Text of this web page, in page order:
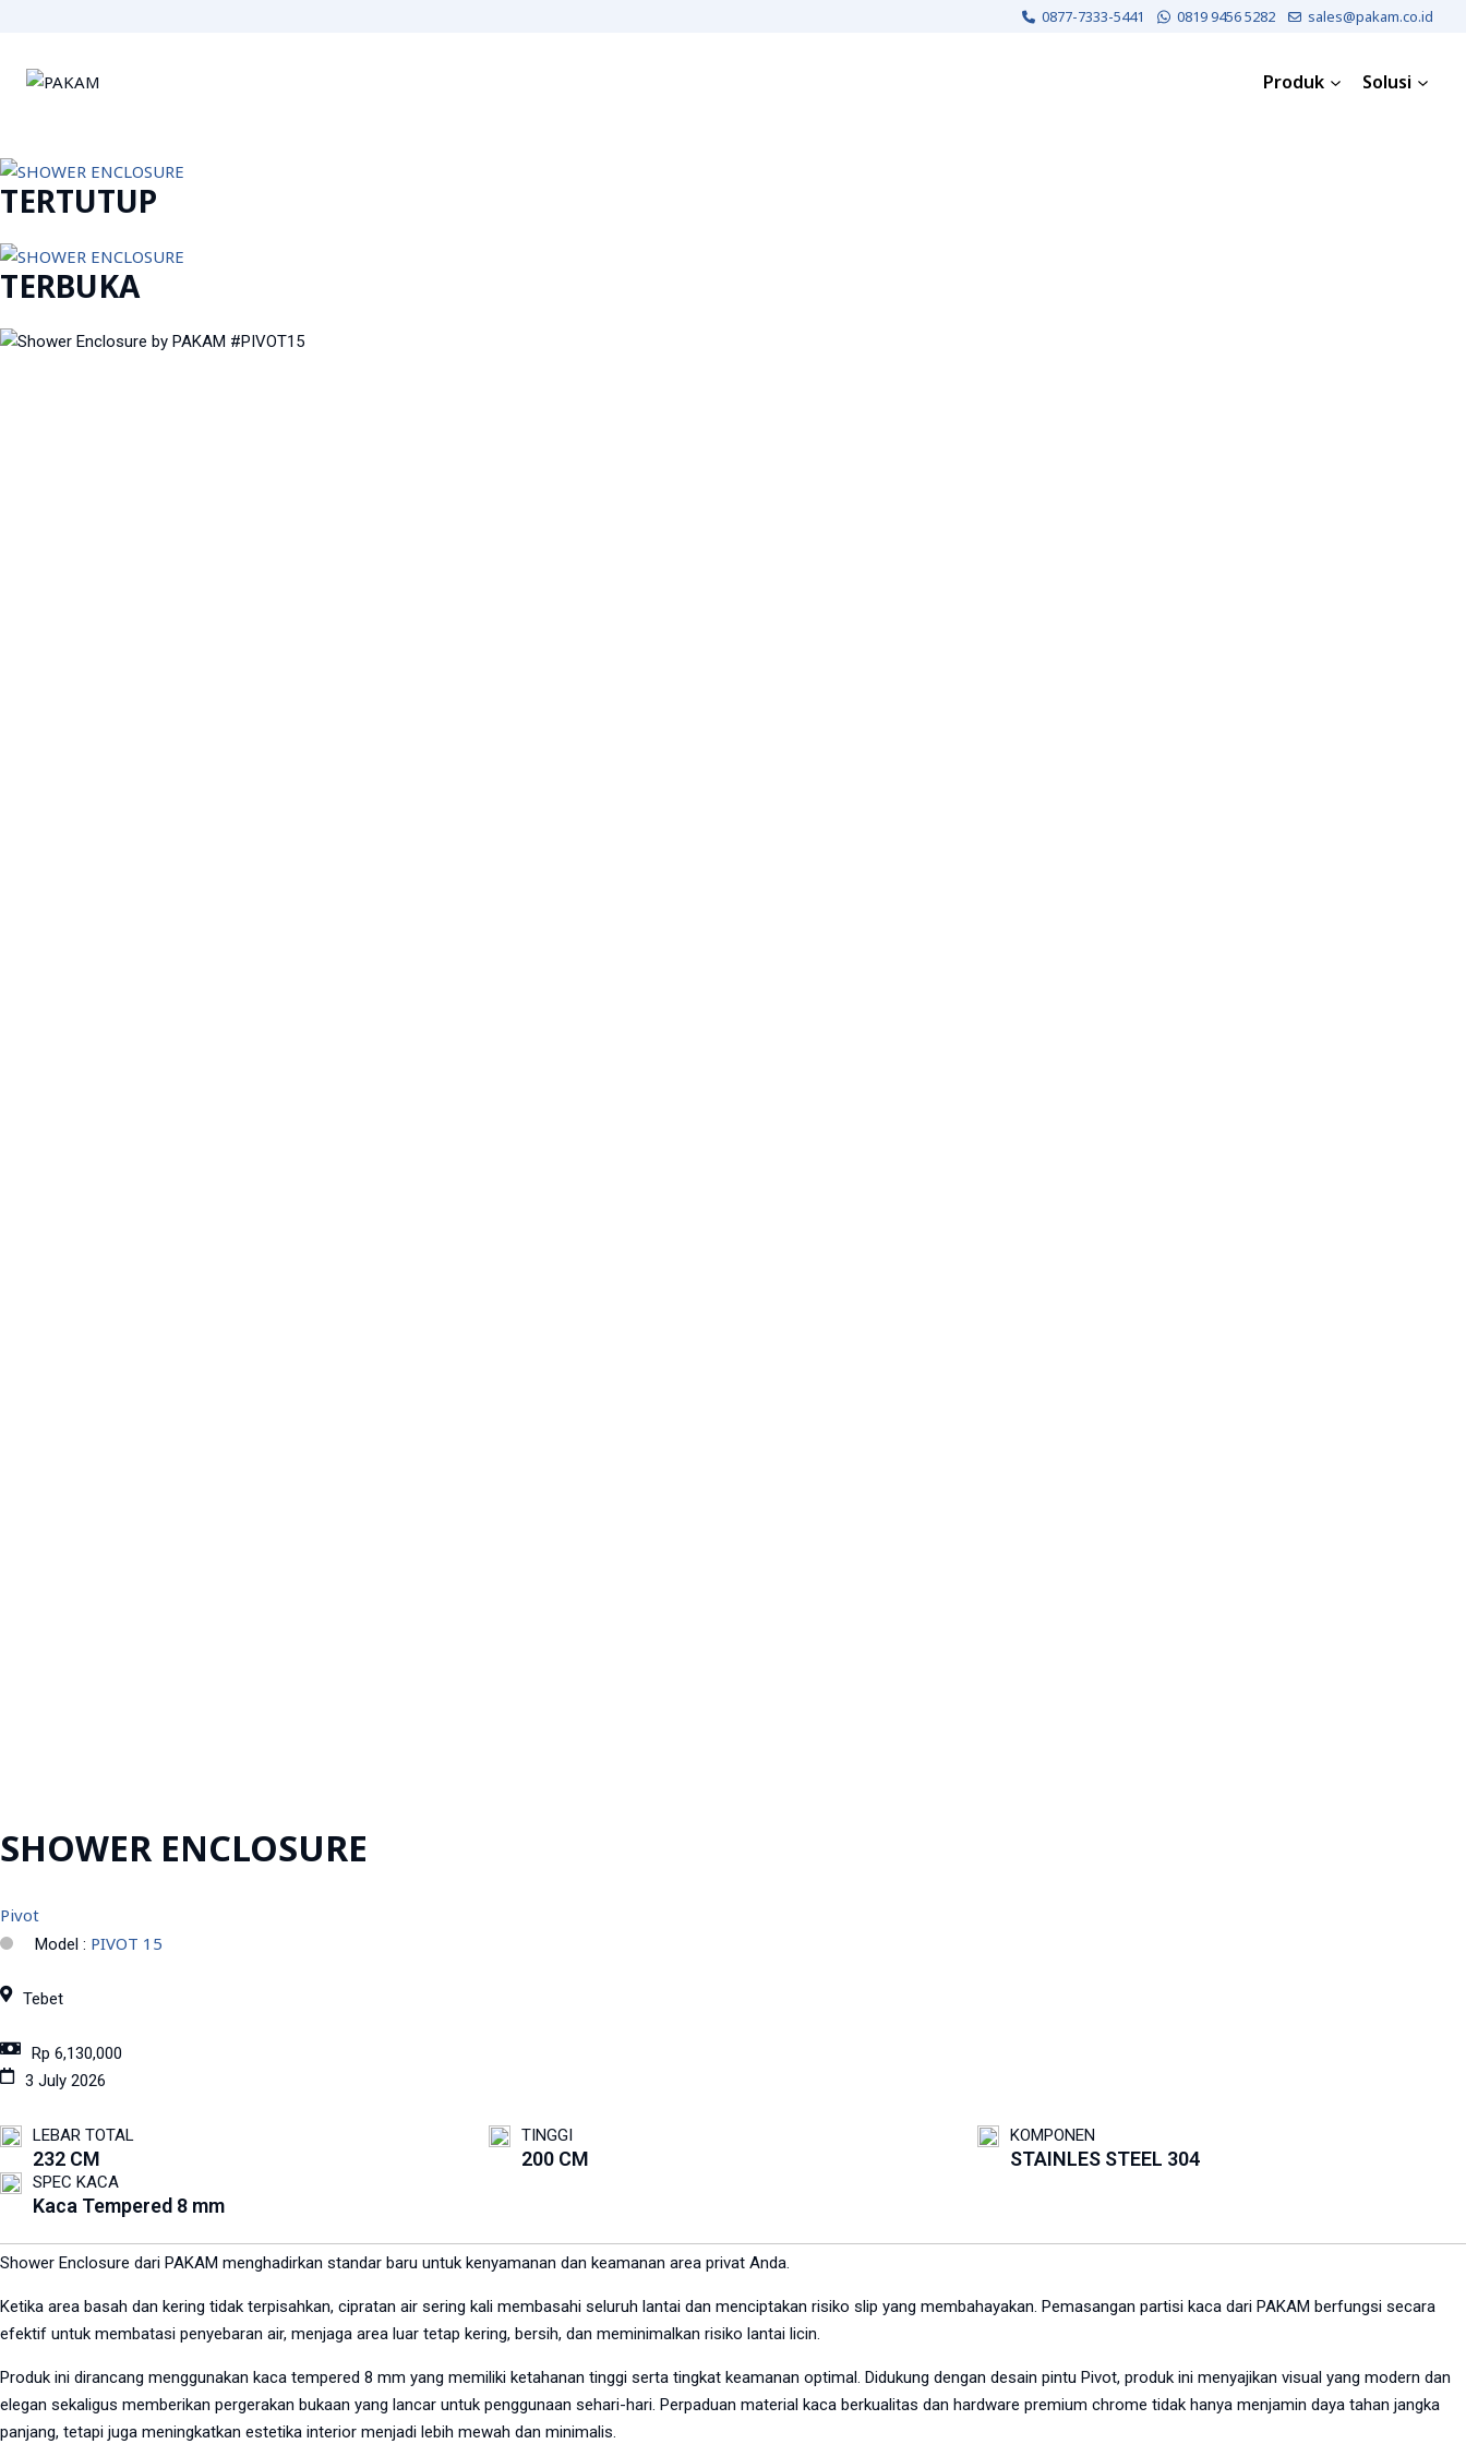
0877-7333-5441 0819 9456 5282 sales@pakam.co.id
Produk Solusi
TERTUTUP
TERBUKA
SHOWER ENCLOSURE
Pivot
Model : PIVOT 15
Tebet
Rp 6,130,000
3 July 2026
LEBAR TOTAL
232 CM
TINGGI
200 CM
KOMPONEN
STAINLES STEEL 304
SPEC KACA
Kaca Tempered 8 mm
Shower Enclosure dari PAKAM menghadirkan standar baru untuk kenyamanan dan keamanan area privat Anda.
Ketika area basah dan kering tidak terpisahkan, cipratan air sering kali membasahi seluruh lantai dan menciptakan risiko slip yang membahayakan. Pemasangan partisi kaca dari PAKAM berfungsi secara
efektif untuk membatasi penyebaran air, menjaga area luar tetap kering, bersih, dan meminimalkan risiko lantai licin.
Produk ini dirancang menggunakan kaca tempered 8 mm yang memiliki ketahanan tinggi serta tingkat keamanan optimal. Didukung dengan desain pintu Pivot, produk ini menyajikan visual yang modern dan
elegan sekaligus memberikan pergerakan bukaan yang lancar untuk penggunaan sehari-hari. Perpaduan material kaca berkualitas dan hardware premium chrome tidak hanya menjamin daya tahan jangka
panjang, tetapi juga meningkatkan estetika interior menjadi lebih mewah dan minimalis.